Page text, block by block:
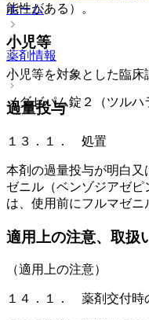
ホーム
薬剤情報
メダゼパム錠２（ツルハ
能性がある）。
小児等
小児等を対象とした臨床
過量投与
１３．１． 処置
本剤の過量投与が明白
ゼニル（ベンゾジアゼ
は、使用前にフルマゼニ
適用上の注意、取扱
（適用上の注意）
１４．１． 薬剤交付時